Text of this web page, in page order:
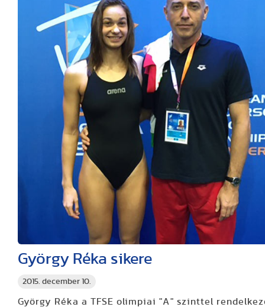
2015. december 10.
György Réka sikere
György Réka a TFSE olimpiai "A" szinttel